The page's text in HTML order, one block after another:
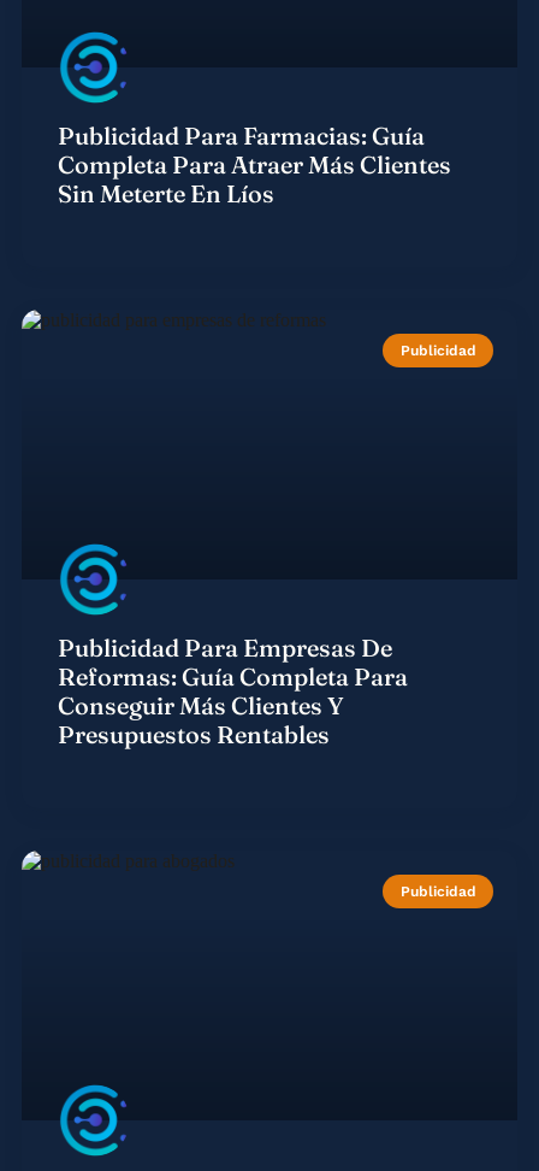
Publicidad Para Farmacias: Guía
Completa Para Atraer Más Clientes
Sin Meterte En Líos
Publicidad
Publicidad Para Empresas De
Reformas: Guía Completa Para
Conseguir Más Clientes Y
Presupuestos Rentables
Publicidad